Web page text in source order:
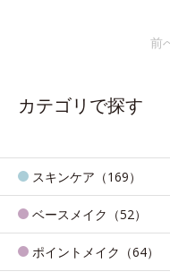
前
カテゴリで探す
スキンケア（169）
ベースメイク（52）
ポイントメイク（64）